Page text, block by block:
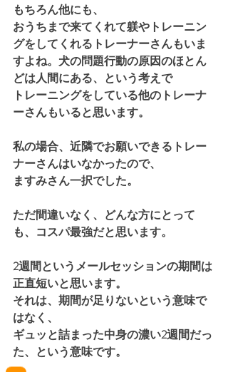
もちろん他にも、
おうちまで来てくれて躾やトレーニン
グをしてくれるトレーナーさんもいま
すよね。犬の問題行動の原因のほとん
どは人間にある、という考えで
トレーニングをしている他のトレーナ
ーさんもいると思います。
私の場合、近隣でお願いできるトレー
ナーさんはいなかったので、
ますみさん一択でした。
ただ間違いなく、どんな方にとって
も、コスパ最強だと思います。
2週間というメールセッションの期間は
正直短いと思います。
それは、期間が足りないという意味で
はなく、
ギュッと詰まった中身の濃い2週間だっ
た、という意味です。